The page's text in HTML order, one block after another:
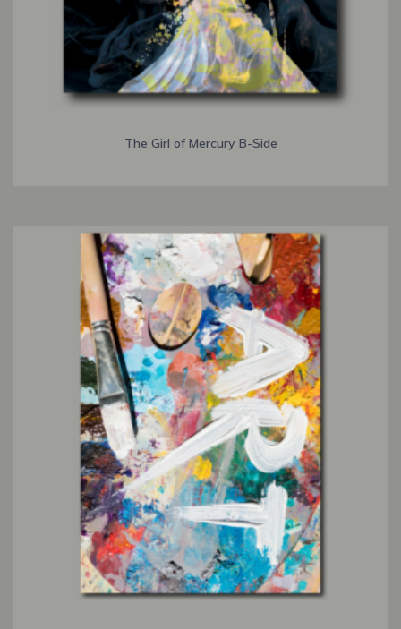
The Girl of Mercury B-Side